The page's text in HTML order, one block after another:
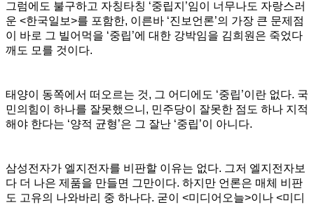
그럼에도 불구하고 자칭타칭 ‘중립지’임이 너무나도 자랑스러
운 <한국일보>를 포함한, 이른바 ‘진보언론’의 가장 큰 문제점
이 바로 그 빌어먹을 ‘중립’에 대한 강박임을 김희원은 죽었다
깨도 모를 것이다.
태양이 동쪽에서 떠오르는 것, 그 어디에도 ‘중립’이란 없다. 국
민의힘이 하나를 잘못했으니, 민주당이 잘못한 점도 하나 지적
해야 한다는 ‘양적 균형’은 그 잘난 ‘중립’이 아니다.
삼성전자가 엘지전자를 비판할 이유는 없다. 그저 엘지전자보
다 더 나은 제품을 만들면 그만이다. 하지만 언론은 매체 비판
도 고유의 나와바리 중 하나다. 굳이 <미디어오늘>이나 <미디